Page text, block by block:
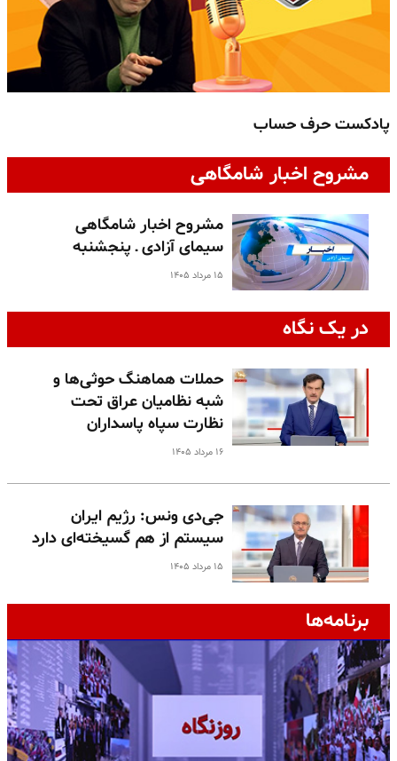
پادکست حرف حساب
مشروح اخبار شامگاهی
مشروح اخبار شامگاهی
سیمای آزادی ـ پنجشنبه
۱۵ مرداد ۱۴۰۵
در یک نگاه
حملات هماهنگ حوثی‌ها و
شبه نظامیان عراق تحت
نظارت سپاه پاسداران
۱۶ مرداد ۱۴۰۵
جی‌دی ونس: رژیم ایران
سیستم از هم گسیخته‌ای دارد
۱۵ مرداد ۱۴۰۵
برنامه‌ها